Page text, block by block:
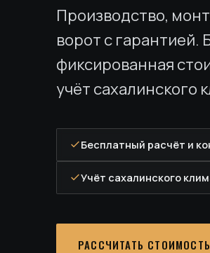
Производство,
ворот с гарантией.
фиксированная
учёт сахалинского
Бесплатный расчёт и
Учёт сахалинского
РАССЧИТАТЬ СТОИМОСТЬ